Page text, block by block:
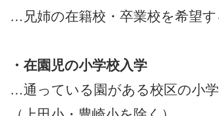
…兄姉の在籍校・卒業校を希望
・在園児の小学校入学
…通っている園がある校区の小